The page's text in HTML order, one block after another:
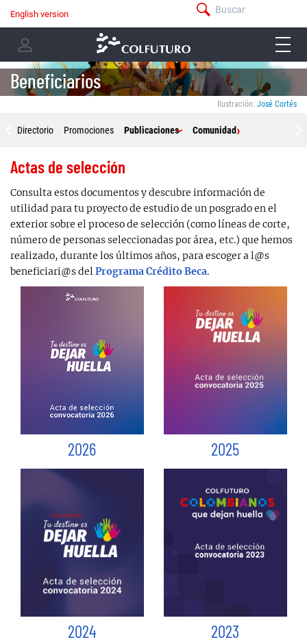
Pasar
contenido
principal
menú
barra
superior
English version Buscar
principal
menu
user
menu
Beneficiarios
Ilustración: José Cortés
Beneficiarios
Directorio Promociones Publicaciones Comunidad
Actas de selección
Consulta estos documentos y descubre información de
utilidad para tu proyecto de estudio de un posgrado en el
exterior sobre el proceso de selección (como líneas de corte,
número de personas seleccionadas por área, etc.) que hemos
realizado, durante los últimos años, para escoger a l@s
beneficiari@s del Programa Crédito Beca.
2026 2025
2024 2023